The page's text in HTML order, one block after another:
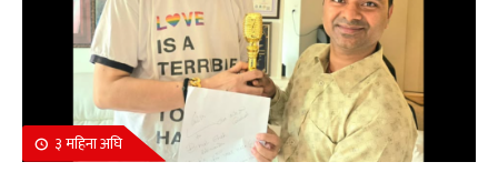
३ महिना अघि